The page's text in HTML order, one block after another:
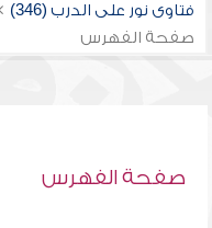
فتاوى نور على الدرب (346)
صفحة الفهرس
صفحة الفهرس